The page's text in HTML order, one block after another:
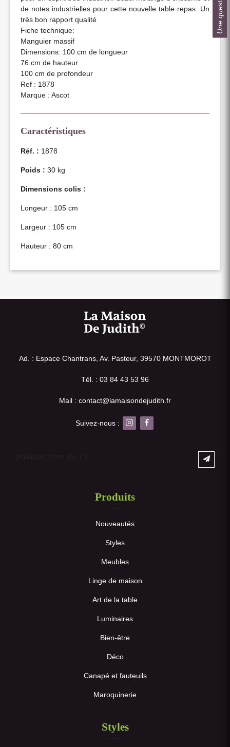
de notes industrielles pour cette nouvelle table repas. Un
très bon rapport qualité
Fiche technique:
Manguier massif
Dimensions: 100 cm de longueur
76 cm de hauteur
100 cm de profondeur
Ref : 1878
Marque : Ascot
Caractéristiques
Réf. : 1878
Poids : 30 kg
Dimensions colis :
Longeur : 105 cm
Largeur : 105 cm
Hauteur : 80 cm
Ad. : Espace Chantrans, Av. Pasteur, 39570 MONTMOROT
Tél. : 03 84 43 53 96
Mail : contact@lamaisondejudith.fr
Suivez-nous :
Produits
Nouveautés
Styles
Meubles
Linge de maison
Art de la table
Luminaires
Bien-être
Déco
Canapé et fauteuils
Maroquinerie
Styles